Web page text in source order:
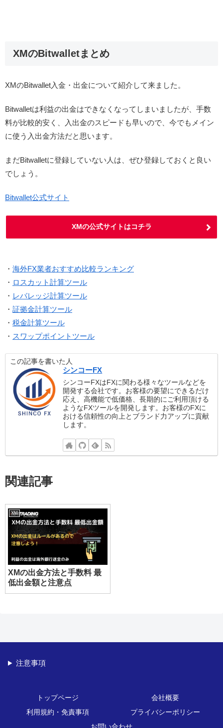
XMのBitwalletまとめ
XMのBitwallet入金・出金について紹介して来ました。
Bitwalletは利益の出金はできなくなってしまいましたが、手数
料が比較的安く、入出金のスピードも早いので、今でもメイン
に使う入出金方法だと思います。
まだBitwalletに登録していない人は、ぜひ登録しておくと良い
でしょう。
Bitwallet公式サイト
XMの公式サイトはコチラ
・ 海外FX業者おすすめ比較ランキング
・ ロスカット計算ツール
・ レバレッジ計算ツール
・ 証拠金計算ツール
・ 税金計算ツール
・ スワップポイントツール
この記事を書いた人
シンコーFX
シンコーFXはFXに関わる様々なツールなどを
開発する会社です。お客様の要望にできるだけ
応え、高機能で低価格、長期的にご利用頂ける
ようなFXツールを開発します。お客様のFXに
おける信頼性の向上とブランド力アップに貢献
します。
関連記事
XM
XMの出金方法と手数料 最
低出金額と注意点
注意事項
トップページ
会社概要
利用規約・免責事項
プライバシーポリシー